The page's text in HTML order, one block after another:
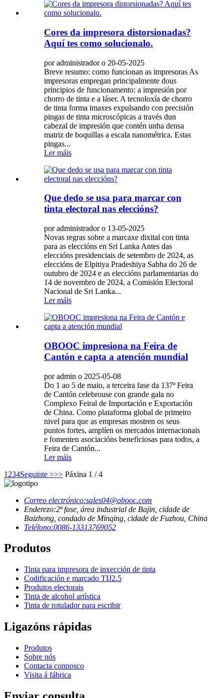
Cores da impresora distorsionadas?
Aquí tes como solucionalo.
por administrador o 20-05-2025
Breve resumo: como funcionan as impresoras As
impresoras empregan principalmente dous
principios de funcionamento: a impresión por
chorro de tinta e a láser. A tecnoloxía de chorro
de tinta forma imaxes expulsando con precisión
pingas de tinta microscópicas a través dun
cabezal de impresión que contén unha densa
matriz de boquillas a escala nanométrica. Estas
pingas...
Ler máis
Que dedo se usa para marcar con
tinta electoral nas eleccións?
por administrador o 13-05-2025
Novas regras sobre a marcaxe dixital con tinta
para as eleccións en Sri Lanka Antes das
eleccións presidenciais de setembro de 2024, as
eleccións de Elpitiya Pradeshiya Sabha do 26 de
outubro de 2024 e as eleccións parlamentarias do
14 de novembro de 2024, a Comisión Electoral
Nacional de Sri Lanka...
Ler máis
OBOOC impresiona na Feira de
Cantón e capta a atención mundial
por admin o 2025-05-08
Do 1 ao 5 de maio, a terceira fase da 137ª Feira
de Cantón celebrouse con grande gala no
Complexo Feiral de Importación e Exportación
de China. Como plataforma global de primeiro
nivel para que as empresas mostren os seus
puntos fortes, amplíen os mercados internacionais
e fomenten asociacións beneficiosas para todos, a
Feira de Cantón...
Ler máis
1 234Seguinte >>> Páxina 1 / 4
Correo electrónico:sales04@obooc.com
Enderezo:2ª fase, área industrial de Bajin, cidade de
Baizhong, condado de Minqing, cidade de Fuzhou, China
Teléfono:0086-13313769052
Produtos
Tinta para impresora de inxección de tinta
Codificación e marcado TIJ2.5
Produtos electorais
Tinta de alcohol artística
Tinta de rotulador para escribir
Ligazóns rápidas
Produtos
Sobre nós
Contacta connosco
Visita á fábrica